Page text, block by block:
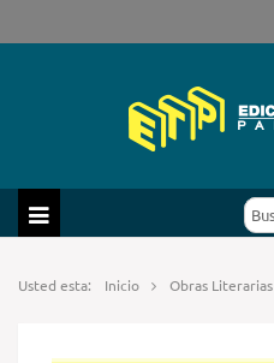
Usted esta: Inicio Obras Literarias